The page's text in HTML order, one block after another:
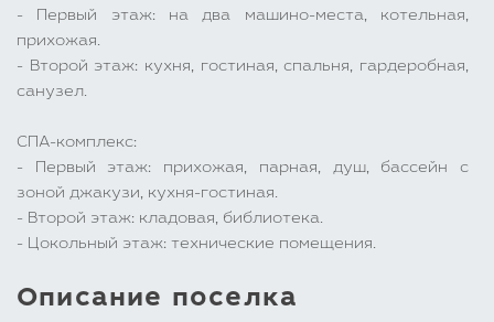
- Первый этаж: на два машино-места, котельная,
прихожая.
- Второй этаж: кухня, гостиная, спальня, гардеробная,
санузел.
СПА-комплекс:
- Первый этаж: прихожая, парная, душ, бассейн с
зоной джакузи, кухня-гостиная.
- Второй этаж: кладовая, библиотека.
- Цокольный этаж: технические помещения.
Описание поселка